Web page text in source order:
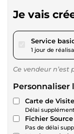
Je vais
Service
1 jour de
Ce vendeur n’est
Personnaliser
Carte de
Délai
Fichier
Pas de délai